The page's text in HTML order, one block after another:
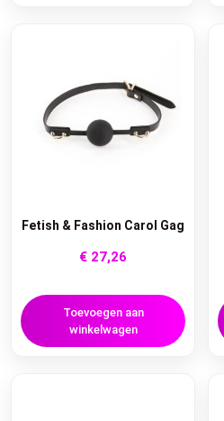
Fetish & Fashion Carol Gag
€ 27,26
Toevoegen aan
winkelwagen